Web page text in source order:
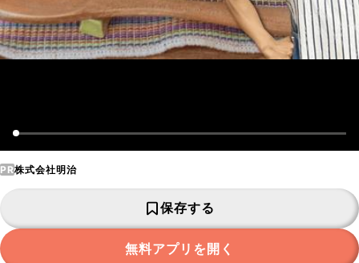
PR株式会社明治
保存する
無料アプリを開く